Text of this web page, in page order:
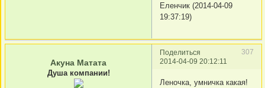
Еленчик (2014-04-09
19:37:19)
Поделиться
307
2014-04-09 20:12:11
Акуна Матата
Душа компании!
Леночка, умничка какая!